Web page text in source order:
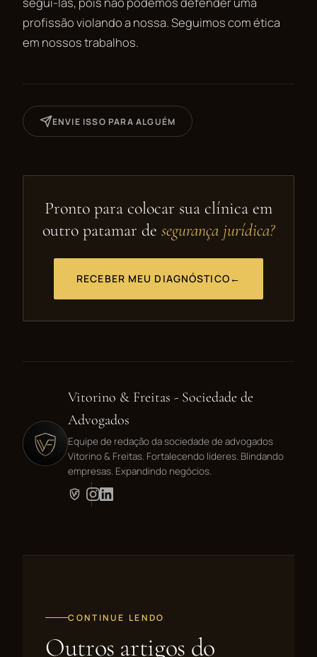
profissão violando a nossa. Seguimos com ética
em nossos trabalhos.
ENVIE ISSO PARA ALGUÉM
Pronto para colocar sua clínica em
outro patamar de segurança jurídica?
RECEBER MEU DIAGNÓSTICO ←
Vitorino & Freitas - Sociedade de
Advogados
Equipe de redação da sociedade de advogados
Vitorino & Freitas. Fortalecendo líderes. Blindando
empresas. Expandindo negócios.
CONTINUE LENDO
Outros artigos do